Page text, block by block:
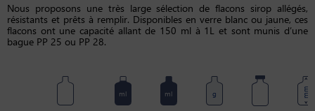
Nous proposons une très large sélection de flacons sirop allégés,
résistants et prêts à remplir. Disponibles en verre blanc ou jaune, ces
flacons ont une capacité allant de 150 ml à 1L et sont munis d’une
bague PP 25 ou PP 28.
ml ml g mm